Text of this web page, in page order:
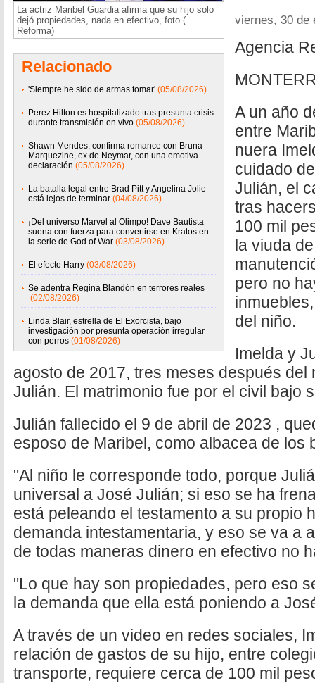
La actriz Maribel Guardia afirma que su hijo solo
dejó propiedades, nada en efectivo, foto (
Reforma)
Relacionado
'Siempre he sido de armas tomar' (05/08/2026)
Perez Hilton es hospitalizado tras presunta crisis
durante transmisión en vivo (05/08/2026)
Shawn Mendes, confirma romance con Bruna
Marquezine, ex de Neymar, con una emotiva
declaración (05/08/2026)
La batalla legal entre Brad Pitt y Angelina Jolie
está lejos de terminar (04/08/2026)
¡Del universo Marvel al Olimpo! Dave Bautista
suena con fuerza para convertirse en Kratos en
la serie de God of War (03/08/2026)
El efecto Harry (03/08/2026)
Se adentra Regina Blandón en terrores reales
(02/08/2026)
Linda Blair, estrella de El Exorcista, bajo
investigación por presunta operación irregular
con perros (01/08/2026)
viernes, 30 de
Agencia
A un año
entre
nuera
cuidado
Julián, el
tras
100 mil
la viuda
pero no
del niño.
Imelda y
agosto de 2017, tres meses después
Julián. El matrimonio fue por el civil bajo
Julián fallecido el 9 de abril de 2023 ,
esposo de Maribel, como albacea de los
"Al niño le corresponde todo, porque
universal a José Julián; si eso se ha
está peleando el testamento a su propio
demanda intestamentaria, y eso se va a
de todas maneras dinero en efectivo no
"Lo que hay son propiedades, pero eso
la demanda que ella está poniendo a
A través de un video en redes sociales,
relación de gastos de su hijo, entre
transporte, requiere cerca de 100 mil